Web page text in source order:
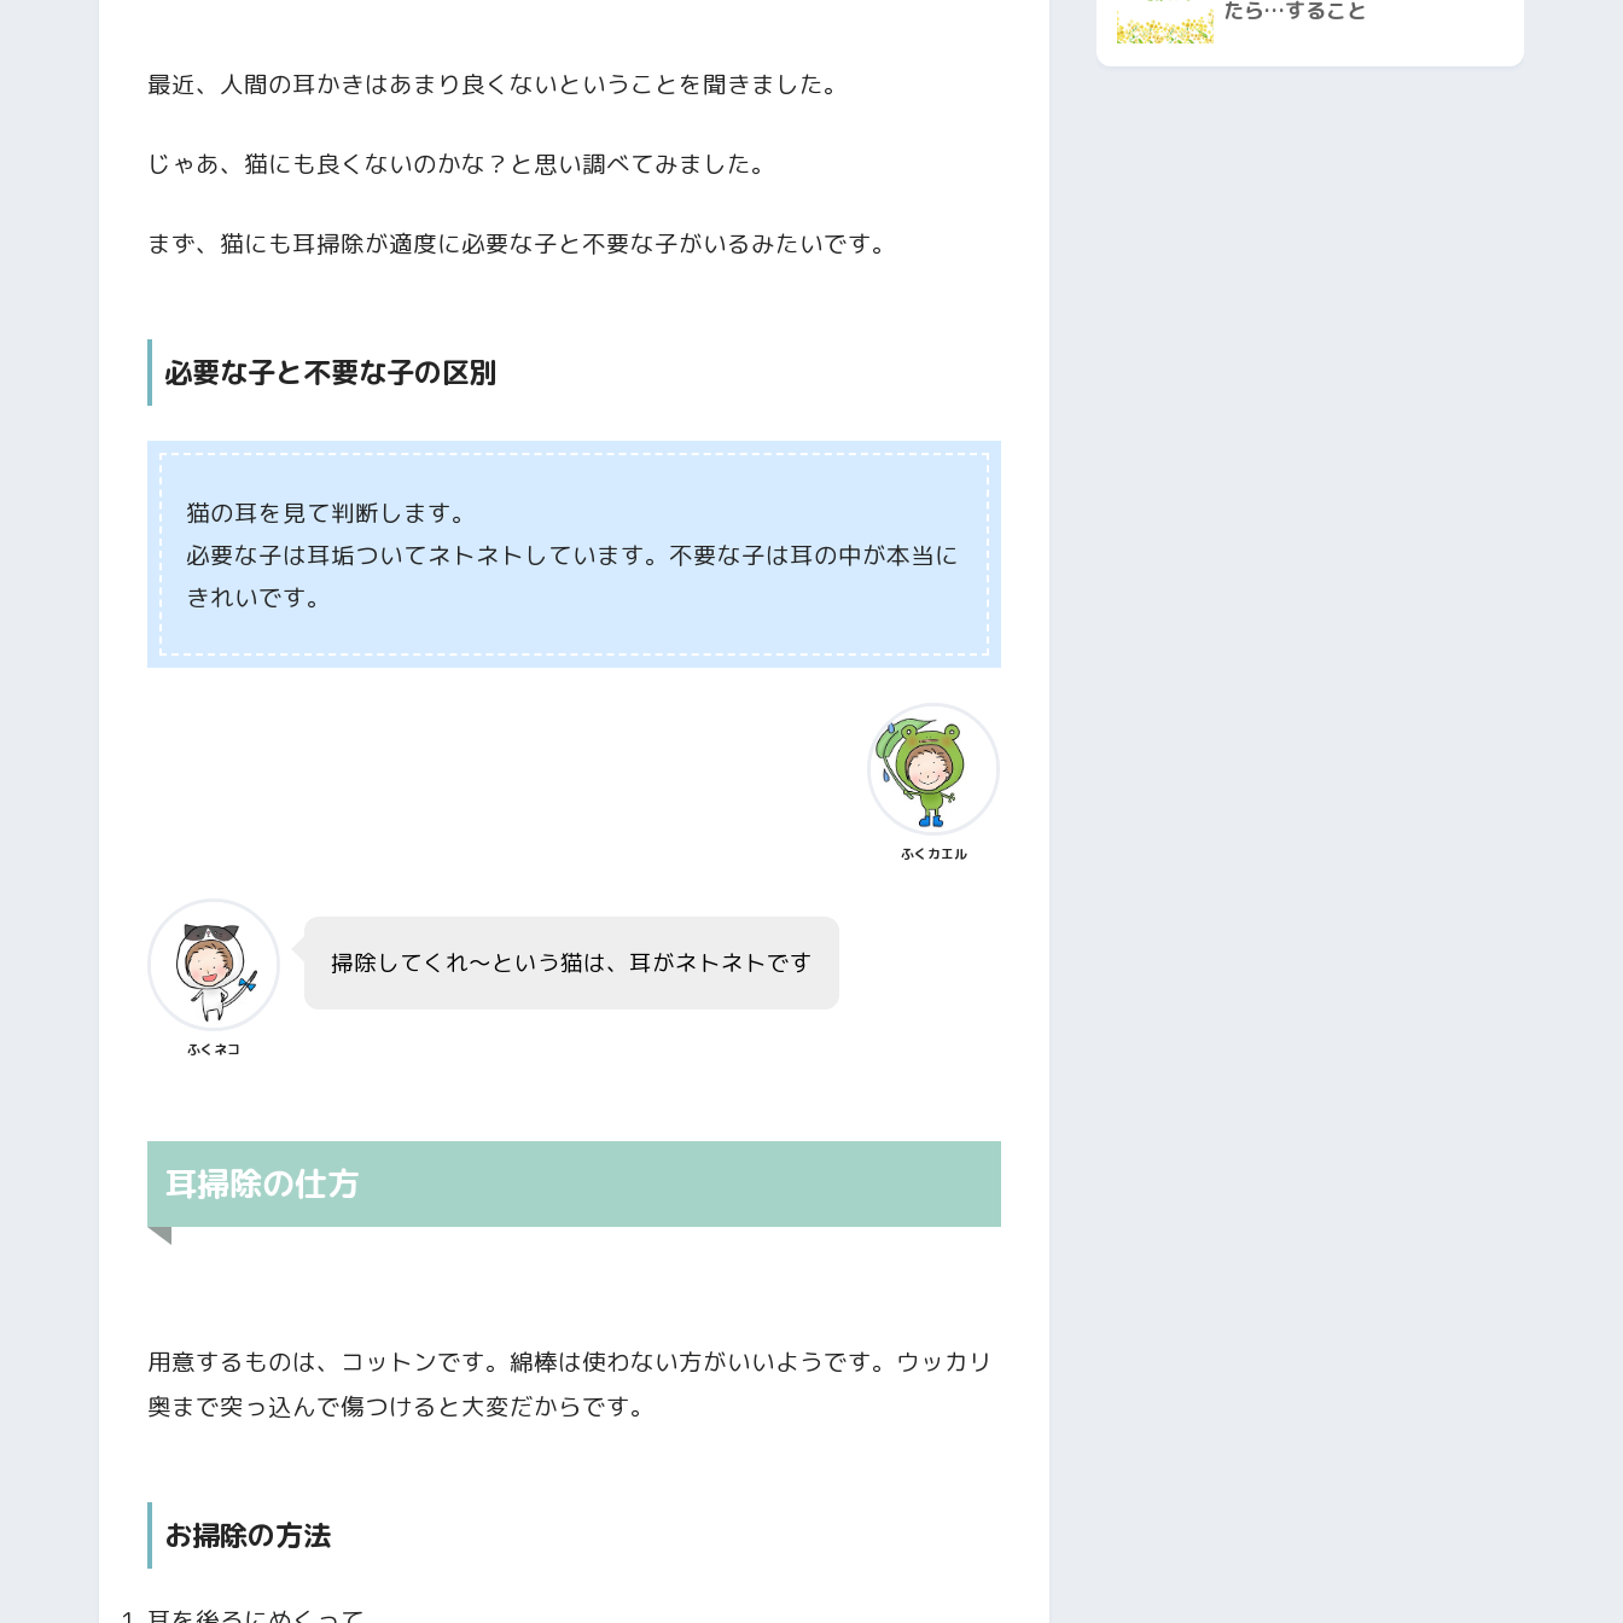
最近、人間の耳かきはあまり良くないということを聞きました。
じゃあ、猫にも良くないのかな？と思い調べてみました。
まず、猫にも耳掃除が適度に必要な子と不要な子がいるみたいです。
必要な子と不要な子の区別
猫の耳を見て判断します。
必要な子は耳垢ついてネトネトしています。不要な子は耳の中が本当に
きれいです。
ふくカエル
ふくネコ
掃除してくれ～という猫は、耳がネトネトです
耳掃除の仕方
用意するものは、コットンです。綿棒は使わない方がいいようです。ウッカリ
奥まで突っ込んで傷つけると大変だからです。
お掃除の方法
たら…すること